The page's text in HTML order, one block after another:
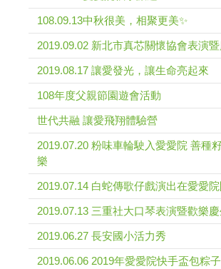
108.09.13中秋很美，相聚更美✨
2019.09.02 新北市真芯關懷協會表演
2019.08.17 讓愛發光，讓生命亮起來
108年度父親節園遊會活動
世代共融 讓愛飛翔體驗營
2019.07.20 粉味車輪駛入愛愛院 善種
樂
2019.07.14 白蛇傳歌仔戲演出在愛愛
2019.07.13 三重社大口琴表演暨歡樂
2019.06.27 長安國小活力秀
2019.06.06 2019年愛愛院快手盃包粽